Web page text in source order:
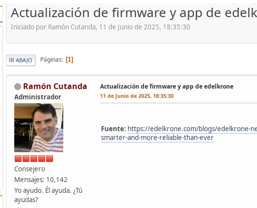
Actualización de firmware y app de
Iniciado por Ramón Cutanda, 11 de Junio de 2025, 18:35:30
IR ABAJO Páginas 1
Ramón Cutanda
Administrador
Consejero
Mensajes: 10,142
Yo ayudo. Él ayuda. ¿Tú
ayudas?
Actualización de firmware y app de edelkrone
11 de Junio de 2025, 18:35:30
Fuente: https://edelkrone.com/blogs/edelkrone-
smarter-and-more-reliable-than-ever